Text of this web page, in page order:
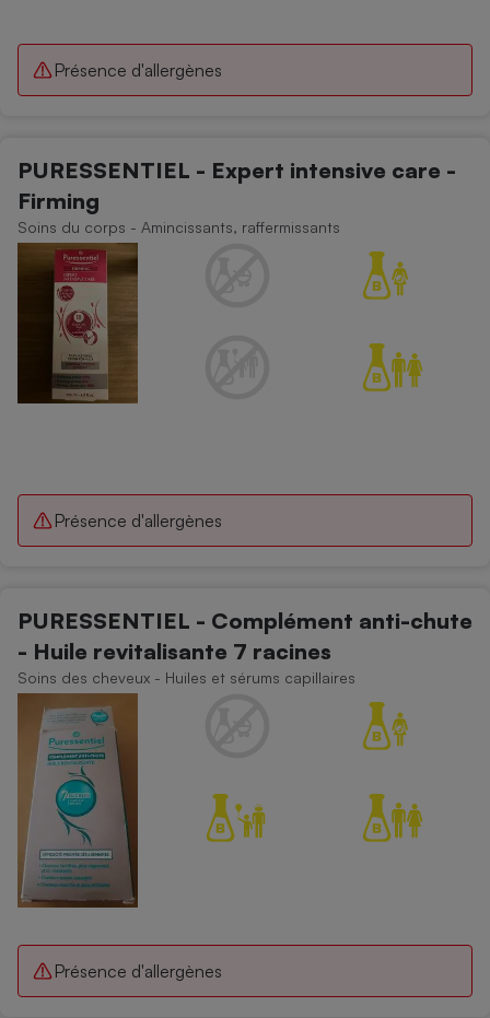
Présence d'allergènes
PURESSENTIEL - Expert intensive care -
Firming
Soins du corps - Amincissants, raffermissants
Présence d'allergènes
PURESSENTIEL - Complément anti-chute
- Huile revitalisante 7 racines
Soins des cheveux - Huiles et sérums capillaires
Présence d'allergènes